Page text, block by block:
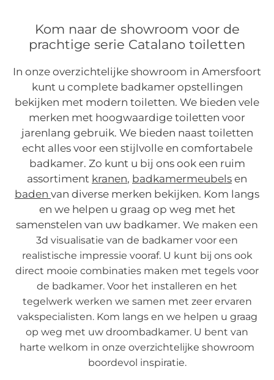
Kom naar de showroom voor de
prachtige serie Catalano toiletten
In onze overzichtelijke showroom in Amersfoort
kunt u complete badkamer opstellingen
bekijken met modern toiletten. We bieden vele
merken met hoogwaardige toiletten voor
jarenlang gebruik. We bieden naast toiletten
echt alles voor een stijlvolle en comfortabele
badkamer. Zo kunt u bij ons ook een ruim
assortiment kranen, badkamermeubels en
baden van diverse merken bekijken. Kom langs
en we helpen u graag op weg met het
samenstelen van uw badkamer. We maken een
3d visualisatie van de badkamer voor een
realistische impressie vooraf. U kunt bij ons ook
direct mooie combinaties maken met tegels voor
de badkamer. Voor het installeren en het
tegelwerk werken we samen met zeer ervaren
vakspecialisten. Kom langs en we helpen u graag
op weg met uw droombadkamer. U bent van
harte welkom in onze overzichtelijke showroom
boordevol inspiratie.